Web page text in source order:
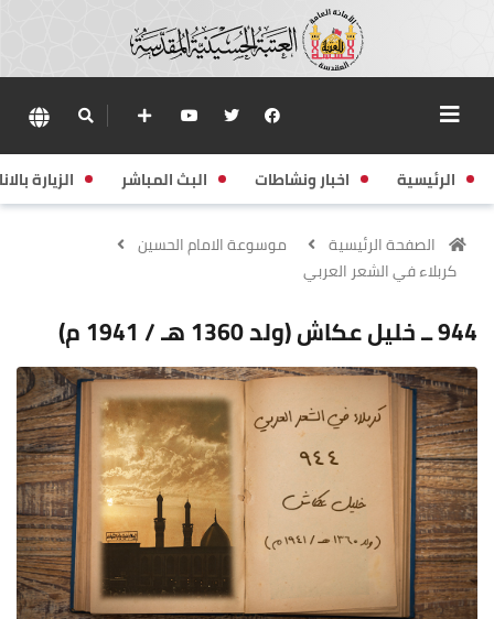
الرئيسية اخبار ونشاطات البث المباشر الزيارة
الصفحة الرئيسية
موسوعة الامام الحسين
كربلاء في الشعر العربي
944 ــ خليل عكاش (ولد 1360 هـ / 1941 م)